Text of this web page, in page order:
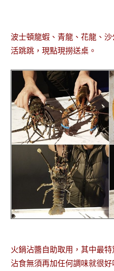
波士頓龍蝦、青龍、花龍、
活跳跳，現點現撈送桌。
火鍋沾醬自助取用，其中最
沾食無須再加任何調味就很好